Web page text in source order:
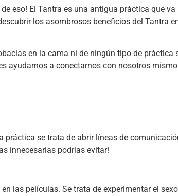
eso! El Tantra es una antigua práctica que
los asombrosos beneficios del Tantra
en la cama ni de ningún tipo de práctica
ayudarnos a conectarnos con nosotros
se trata de abrir líneas de
innecesarias podrías evitar!
las películas. Se trata de experimentar el